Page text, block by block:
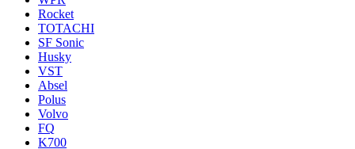
Rocket
TOTACHI
SF Sonic
Husky
VST
Absel
Polus
Volvo
FQ
K700